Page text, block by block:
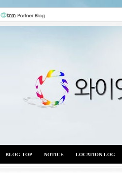
BLOG TOP NOTICE LOCATION LOG